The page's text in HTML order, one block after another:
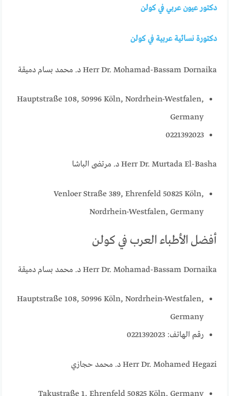
دكتور عيون عربي في كولن
دكتورة نسائية عربية في كولن
Herr Dr. Mohamad-Bassam Dornaika د. محمد بسام دميقة
Hauptstraße 108, 50996 Köln, Nordrhein-Westfalen,
Germany
0221392023
Herr Dr. Murtada El-Basha د. مرتضى الباشا
Venloer Straße 389, Ehrenfeld 50825 Köln,
Nordrhein-Westfalen, Germany
أفضل الأطباء العرب في كولن
Herr Dr. Mohamad-Bassam Dornaika د. محمد بسام دميقة
Hauptstraße 108, 50996 Köln, Nordrhein-Westfalen,
Germany
رقم الهاتف: 0221392023
Herr Dr. Mohamed Hegazi د. محمد حجازي
Takustraße 1, Ehrenfeld 50825 Köln, Germany